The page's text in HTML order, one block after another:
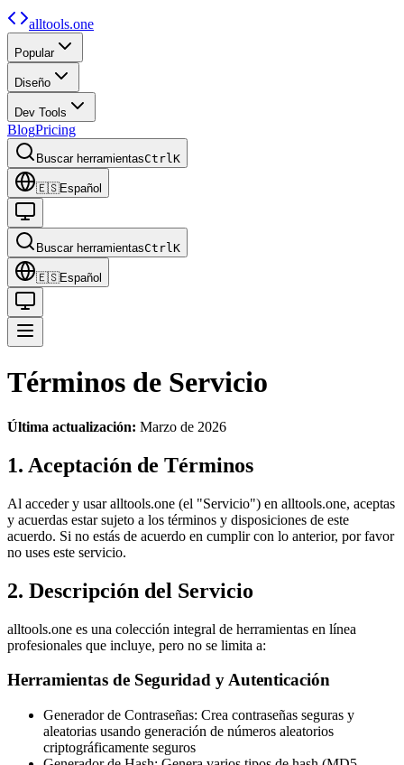
alltools.one
Popular
Diseño
Dev Tools
BlogPricing
Buscar herramientasCtrlK
🇪🇸Español
Buscar herramientasCtrlK
🇪🇸Español
Términos de Servicio
Última actualización: Marzo de 2026
1. Aceptación de Términos
Al acceder y usar alltools.one (el "Servicio") en alltools.one, aceptas
y acuerdas estar sujeto a los términos y disposiciones de este
acuerdo. Si no estás de acuerdo en cumplir con lo anterior, por favor
no uses este servicio.
2. Descripción del Servicio
alltools.one es una colección integral de herramientas en línea
profesionales que incluye, pero no se limita a:
Herramientas de Seguridad y Autenticación
Generador de Contraseñas: Crea contraseñas seguras y
aleatorias usando generación de números aleatorios
criptográficamente seguros